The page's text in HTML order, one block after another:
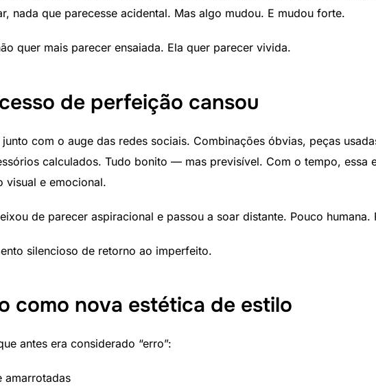
nada que parecesse acidental. Mas algo mudou. E mudou forte.
quer mais parecer ensaiada. Ela quer parecer vivida.
de perfeição cansou
com o auge das redes sociais. Combinações óbvias, peças
calculados. Tudo bonito — mas previsível. Com o tempo, essa
visual e emocional.
de parecer aspiracional e passou a soar distante. Pouco humana.
silencioso de retorno ao imperfeito.
como nova estética de estilo
antes era considerado “erro”:
amarrotadas